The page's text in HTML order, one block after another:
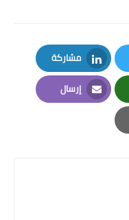
مشاركة
LinkedIn
إرسال
Email